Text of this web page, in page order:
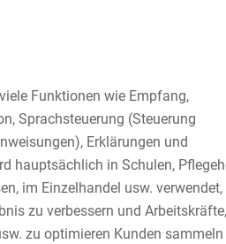
Funktionen wie Empfang,
Sprachsteuerung (Steuerung
Erklärungen und
hauptsächlich in Schulen,
im Einzelhandel usw. verwendet,
zu verbessern und Arbeitskräfte,
zu optimieren Kunden sammeln